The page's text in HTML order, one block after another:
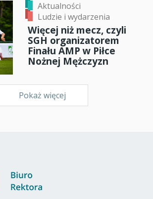
Aktualności
Ludzie i wydarzenia
Więcej niż mecz, czyli
SGH organizatorem
Finału AMP w Piłce
Nożnej Mężczyzn
Pokaż więcej